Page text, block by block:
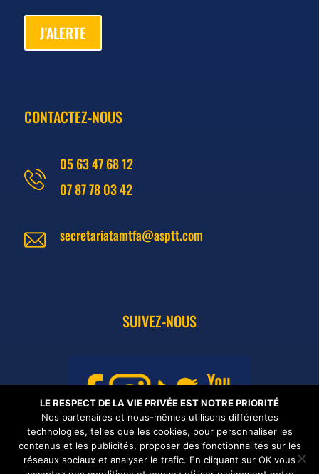
J'ALERTE
CONTACTEZ-NOUS
05 63 47 68 12
07 87 78 03 42
secretariatamtfa@asptt.com
SUIVEZ-NOUS
LE RESPECT DE LA VIE PRIVÉE EST NOTRE PRIORITÉ
Nos partenaires et nous-mêmes utilisons différentes
technologies, telles que les cookies, pour personnaliser les
contenus et les publicités, proposer des fonctionnalités sur les
réseaux sociaux et analyser le trafic. En cliquant sur OK vous